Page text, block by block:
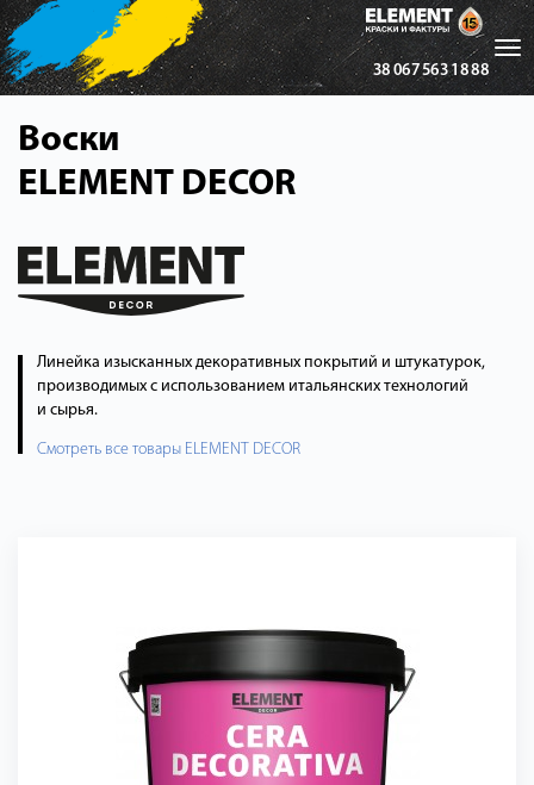
38 067 563 18 88
Воски
ELEMENT DECOR
Линейка изысканных декоративных покрытий и штукатурок,
производимых с использованием итальянских технологий
и сырья.
Смотреть все товары ELEMENT DECOR